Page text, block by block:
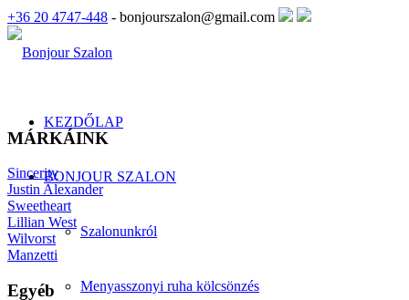
+36 20 4747-448 - bonjourszalon@gmail.com
KEZDŐLAP
BONJOUR SZALON
Szalonunkról
Menyasszonyi ruha kölcsönzés
MÁRKÁINK
Sincerity
Justin Alexander
Sweetheart
Lillian West
Wilvorst
Manzetti
Egyéb